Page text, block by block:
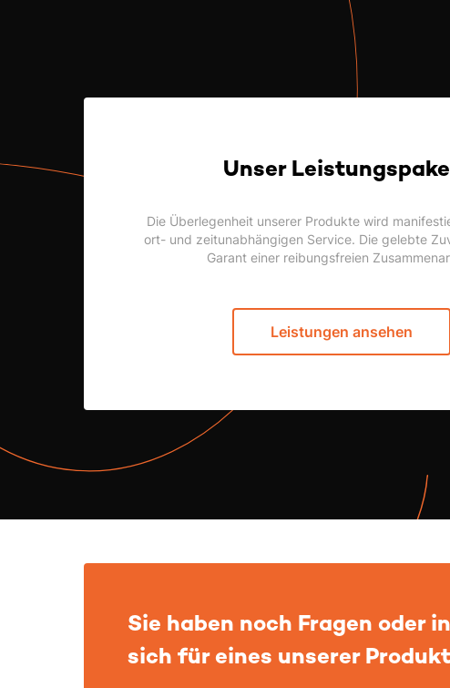
Unser
Die Überlegenheit unserer Produkte wird
ort- und zeitunabhängigen Service. Die gelebte
Garant einer reibungsfreien
Leistungen ansehen
Sie haben noch Fragen oder
sich für eines unserer